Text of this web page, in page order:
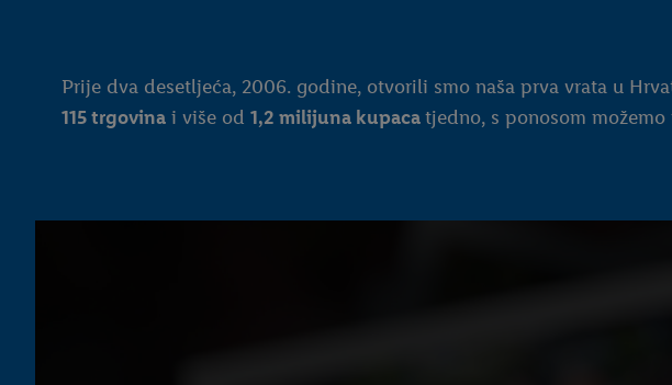
Prije dva desetljeća, 2006. godine, otvorili smo naša prva vrata u
115 trgovina i više od 1,2 milijuna kupacatjedno, s ponosom